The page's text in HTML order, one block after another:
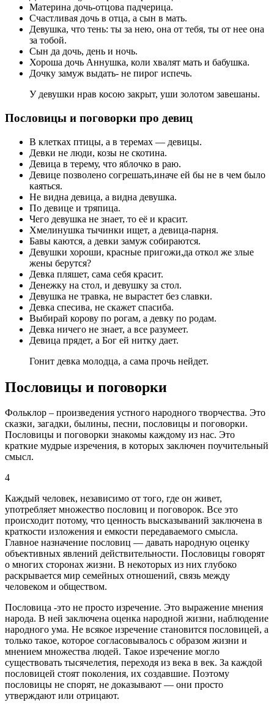
Материна дочь-отцова падчерица.
Счастливая дочь в отца, а сын в мать.
Девушка, что тень: ты за нею, она от тебя, ты от нее она
за тобой.
Сын да дочь, день и ночь.
Хороша дочь Аннушка, коли хвалят мать и бабушка.
Дочку замуж выдать- не пирог испечь.
У девушки нрав косою закрыт, уши золотом завешаны.
Пословицы и поговорки про девиц
В клетках птицы, а в теремах — девицы.
Девки не люди, козы не скотина.
Девица в терему, что яблочко в раю.
Девице позволено согрешать,иначе ей бы не в чем было
каяться.
Не видна девица, а видна девушка.
По девице и тряпица.
Чего девушка не знает, то её и красит.
Хмелинушка тычинки ищет, а девица-парня.
Бавы каются, а девки замуж собираются.
Девушки хороши, красные пригожи,да откол же злые
жены берутся?
Девка пляшет, сама себя красит.
Денежку на стол, и девушку за стол.
Девушка не травка, не вырастет без славки.
Девка спесива, не скажет спасиба.
Выбирай корову по рогам, а девку по родам.
Девка ничего не знает, а все разумеет.
Девица прядет, а Бог ей нитку дает.
Гонит девка молодца, а сама прочь нейдет.
Пословицы и поговорки
Фольклор – произведения устного народного творчества. Это
сказки, загадки, былины, песни, пословицы и поговорки.
Пословицы и поговорки знакомы каждому из нас. Это
краткие мудрые изречения, в которых заключен поучительный
смысл.
4
Каждый человек, независимо от того, где он живет,
употребляет множество пословиц и поговорок. Все это
происходит потому, что ценность высказываний заключена в
краткости изложения и емкости передаваемого смысла.
Главное назначение пословиц — давать народную оценку
объективных явлений действительности. Пословицы говорят
о многих сторонах жизни. В некоторых из них глубоко
раскрывается мир семейных отношений, связь между
человеком и обществом.
Пословица -это не просто изречение. Это выражение мнения
народа. В ней заключена оценка народной жизни, наблюдение
народного ума. Не всякое изречение становится пословицей, а
только такое, которое согласовывалось с образом жизни и
мнением множества людей. Такое изречение могло
существовать тысячелетия, переходя из века в век. За каждой
пословицей стоят поколения, их создавшие. Поэтому
пословицы не спорят, не доказывают — они просто
утверждают или отрицают.